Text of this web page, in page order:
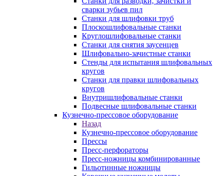
сварки зубьев пил
Станки для шлифовки труб
Плоскошлифовальные станки
Круглошлифовальные станки
Станки для снятия заусенцев
Шлифовально-зачистные станки
Стенды для испытания шлифовальных
кругов
Станки для правки шлифовальных
кругов
Внутришлифовальные станки
Подвесные шлифовальные станки
Кузнечно-прессовое оборудование
Назад
Кузнечно-прессовое оборудование
Прессы
Пресс-перфораторы
Пресс-ножницы комбинированные
Гильотинные ножницы